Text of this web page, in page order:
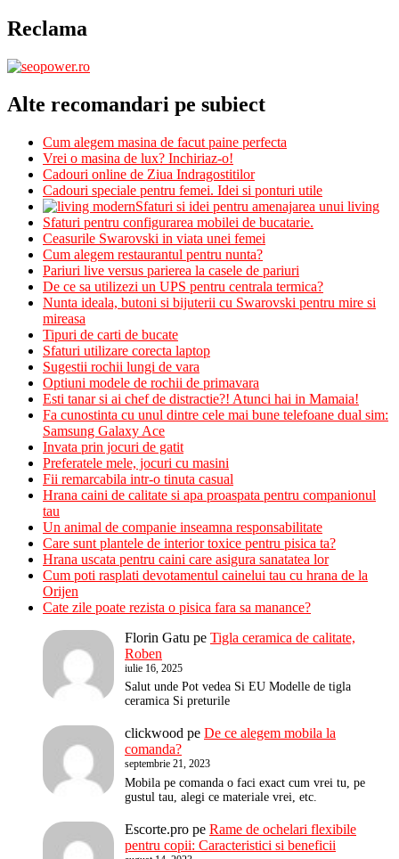
Reclama
Alte recomandari pe subiect
Cum alegem masina de facut paine perfecta
Vrei o masina de lux? Inchiriaz-o!
Cadouri online de Ziua Indragostitilor
Cadouri speciale pentru femei. Idei si ponturi utile
Sfaturi si idei pentru amenajarea unui living
Sfaturi pentru configurarea mobilei de bucatarie.
Ceasurile Swarovski in viata unei femei
Cum alegem restaurantul pentru nunta?
Pariuri live versus parierea la casele de pariuri
De ce sa utilizezi un UPS pentru centrala termica?
Nunta ideala, butoni si bijuterii cu Swarovski pentru mire si
mireasa
Tipuri de carti de bucate
Sfaturi utilizare corecta laptop
Sugestii rochii lungi de vara
Optiuni modele de rochii de primavara
Esti tanar si ai chef de distractie?! Atunci hai in Mamaia!
Fa cunostinta cu unul dintre cele mai bune telefoane dual sim:
Samsung Galaxy Ace
Invata prin jocuri de gatit
Preferatele mele, jocuri cu masini
Fii remarcabila intr-o tinuta casual
Hrana caini de calitate si apa proaspata pentru companionul
tau
Un animal de companie inseamna responsabilitate
Care sunt plantele de interior toxice pentru pisica ta?
Hrana uscata pentru caini care asigura sanatatea lor
Cum poti rasplati devotamentul cainelui tau cu hrana de la
Orijen
Cate zile poate rezista o pisica fara sa manance?
Florin Gatu pe Tigla ceramica de calitate,
Roben
iulie 16, 2025
Salut unde Pot vedea Si EU Modelle de tigla
ceramica Si preturile
clickwood pe De ce alegem mobila la
comanda?
septembrie 21, 2023
Mobila pe comanda o faci exact cum vrei tu, pe
gustul tau, alegi ce materiale vrei, etc.
Escorte.pro pe Rame de ochelari flexibile
pentru copii: Caracteristici si beneficii